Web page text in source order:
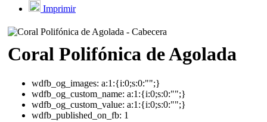
Imprimir
Coral Polifónica de Agolada
wdfb_og_images: a:1:{i:0;s:0:"";}
wdfb_og_custom_name: a:1:{i:0;s:0:"";}
wdfb_og_custom_value: a:1:{i:0;s:0:"";}
wdfb_published_on_fb: 1